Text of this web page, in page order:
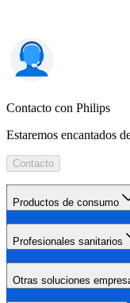
Contacto con Philips
Estaremos encantados
Contacto
Productos de consumo
Profesionales sanitarios
Otras soluciones